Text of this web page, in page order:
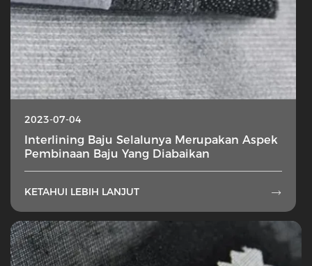
2023-07-04
Interlining Baju Selalunya Merupakan Aspek
Pembinaan Baju Yang Diabaikan
KETAHUI LEBIH LANJUT 